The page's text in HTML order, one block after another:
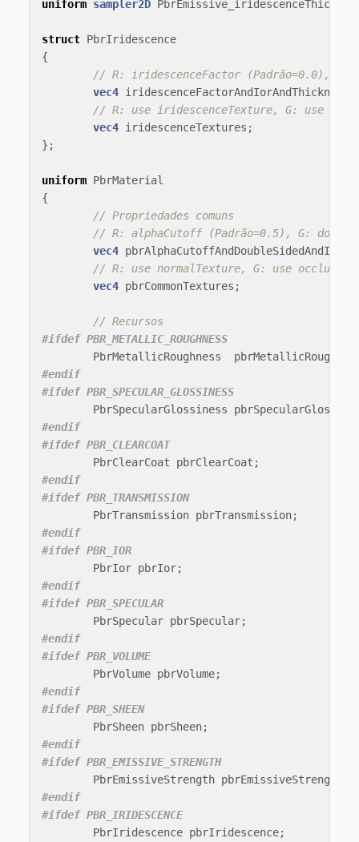
uniform sampler2D
struct PbrIridescence
{
// R: iridescenceFactor (Padrão=0.0), G:
vec4
// R: use iridescenceTexture, G: use
vec4 iridescenceTextures ;
};
uniform PbrMaterial
{
// Propriedades comuns
// R: alphaCutoff (Padrão=0.5), G:
vec4
// R: use normalTexture, G: use
vec4 pbrCommonTextures ;
// Recursos
PbrMetallicRoughness
#endif
PbrSpecularGlossiness
#endif
#ifdef PBR_CLEARCOAT
PbrClearCoat
pbrClearCoat ;
#endif
#ifdef PBR_TRANSMISSION
PbrTransmission pbrTransmission;
#endif
PbrIor pbrIor;
#endif
PbrSpecular pbrSpecular;
#endif
#ifdef PBR_VOLUME
PbrVolume pbrVolume;
#endif
#ifdef PBR_SHEEN
PbrSheen pbrSheen;
#endif
#ifdef PBR_EMISSIVE_STRENGTH
PbrEmissiveStrength pbrEmissiveStrength
#endif
#ifdef PBR_IRIDESCENCE
PbrIridescence pbrIridescence;